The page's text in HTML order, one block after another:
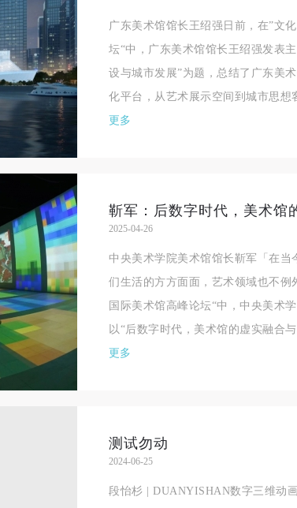
广东美术馆馆长王绍强日前，在”文
坛“中，广东美术馆馆长王绍强发表
设与城市发展”为题，总结了广东美
化平台，从艺术展示空间到城市思
更多
2025-04-26
中央美术学院美术馆馆长靳军「在
们生活的方方面面，艺术领域也不
国际美术馆高峰论坛“中，中央美术
以“后数字时代，美术馆的虚实融合
更多
测试勿动
2024-06-25
段怡杉 | DUANYISHAN数字三维动
登录
可使用雅昌艺术网会员账户登录